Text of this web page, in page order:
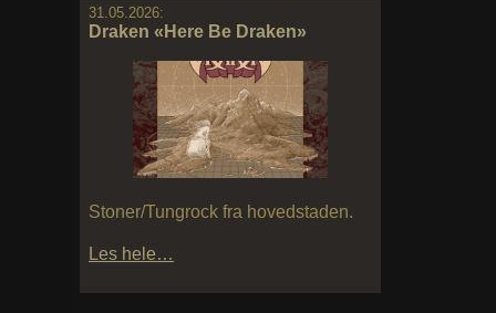
31.05.2026:
Draken «Here Be Draken»
Stoner/Tungrock fra hovedstaden.
Les hele…